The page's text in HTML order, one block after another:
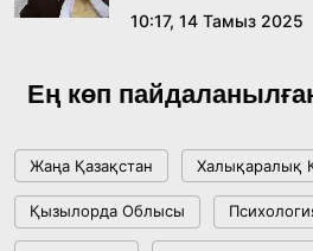
жетістіктері мен даму
Мемлекет басшысы
күйіне назар аударды
10:17, 14 Тамыз 2025
Ең көп
Жаңа Қазақстан Халықаралық
Қызылорда Облысы